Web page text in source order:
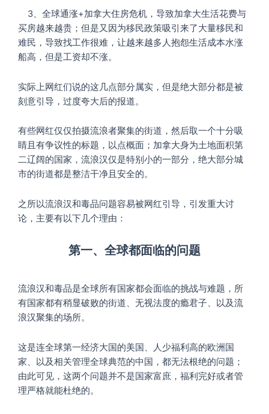
3、全球通涨+加拿大住房危机，导致加拿大生活花费与
买房越来越贵；但是又因为移民政策吸引来了大量移民和
难民，导致找工作很难，让越来越多人抱怨生活成本水涨
船高，但是工资却不涨。
实际上网红们说的这几点部分属实，但是绝大部分都是被
刻意引导，过度夸大后的报道。
有些网红仅仅拍摄流浪者聚集的街道，然后取一个十分吸
睛且有争议性的标题，以点概面；加拿大身为土地面积第
二辽阔的国家，流浪汉仅是特别小的一部分，绝大部分城
市的街道都是整洁干净且安全的。
之所以流浪汉和毒品问题容易被网红引导，引发重大讨
论，主要有以下几个理由：
第一、全球都面临的问题
流浪汉和毒品是全球所有国家都会面临的挑战与难题，所
有国家都有稍显破败的街道、无视法度的瘾君子、以及流
浪汉聚集的场所。
这是连全球第一经济大国的美国、人少福利高的欧洲国
家、以及相关管理全球典范的中国，都无法根绝的问题；
由此可见，这两个问题并不是国家富庶，福利完好或者管
理严格就能杜绝的。